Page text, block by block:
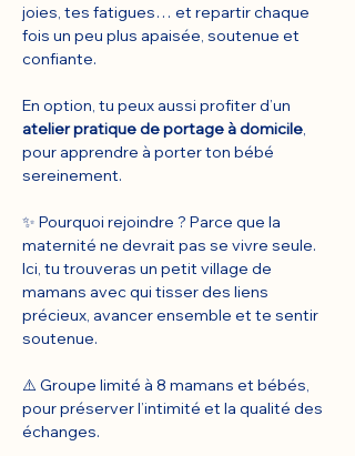
joies, tes fatigues… et repartir chaque
fois un peu plus apaisée, soutenue et
confiante.
En option, tu peux aussi profiter d’un
atelier pratique de portage à domicile,
pour apprendre à porter ton bébé
sereinement.
✨ Pourquoi rejoindre ? Parce que la
maternité ne devrait pas se vivre seule.
Ici, tu trouveras un petit village de
mamans avec qui tisser des liens
précieux, avancer ensemble et te sentir
soutenue.
⚠️ Groupe limité à 8 mamans et bébés,
pour préserver l’intimité et la qualité des
échanges.